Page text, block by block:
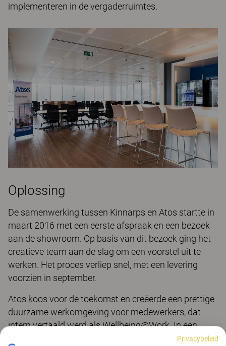
implementeren in de vergaderruimtes.
Oplossing
De samenwerking tussen Kinnarps en Atos startte in
maart 2016 met een eerste afspraak en een bezoek
aan de showroom. Op basis van dit bezoek ging het
creatieve team aan de slag om een voorstel uit te
werken. Het proces verliep snel, met een levering
voorzien in september.
Atos koos voor de toekomst en creëerde een prettige
duurzame werkomgeving voor medewerkers, dat
intern vertaald werd als Wellbeing@Work. In een
wereld waar werk en collega’s niet meer altijd opPrivacybeleid